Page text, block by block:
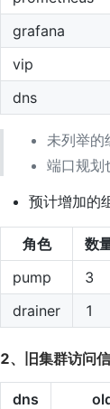
grafana
vip
dns
未列举的
端口规划
预计增加的
角色 数
pump
3
drainer
1
2、旧集群访问
dns